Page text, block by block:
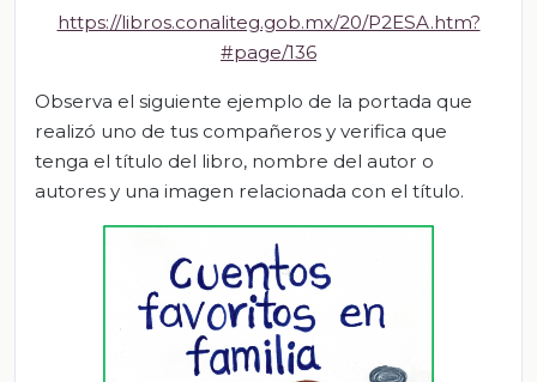
https://libros.conaliteg.gob.mx/20/P2ESA.htm?
#page/136
Observa el siguiente ejemplo de la portada que
realizó uno de tus compañeros y verifica que
tenga el título del libro, nombre del autor o
autores y una imagen relacionada con el título.